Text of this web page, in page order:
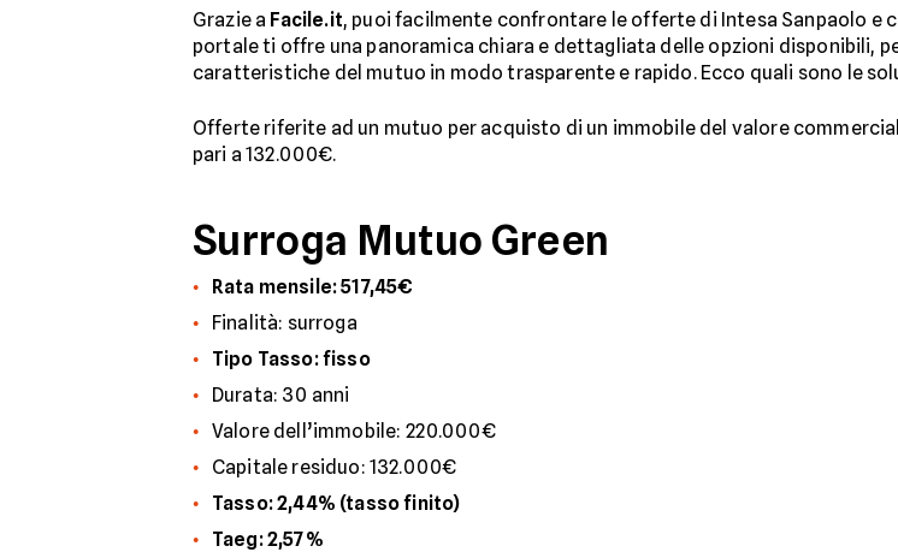
Grazie a Facile.it, puoi facilmente confrontare le offerte di Intesa Sanpaolo e
portale ti offre una panoramica chiara e dettagliata delle opzioni disponibili,
caratteristiche del mutuo in modo trasparente e rapido. Ecco quali sono le
Offerte riferite ad un mutuo per acquisto di un immobile del valore
pari a 132.000€.
Surroga Mutuo Green
Rata mensile: 517,45€
Finalità: surroga
Tipo Tasso: fisso
Durata: 30 anni
Valore dell’immobile: 220.000€
Capitale residuo: 132.000€
Tasso: 2,44% (tasso finito)
Taeg: 2,57%